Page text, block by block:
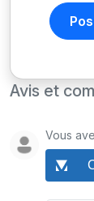
Avis et
Vous